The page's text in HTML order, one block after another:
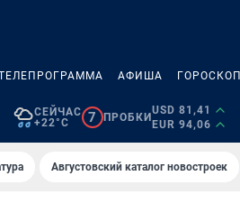
АФИША ГОРОСКОП
СЕЙЧАС
+22°C
7 ПРОБКИ
USD 81,41
EUR 94,06
Августовский каталог новостроек